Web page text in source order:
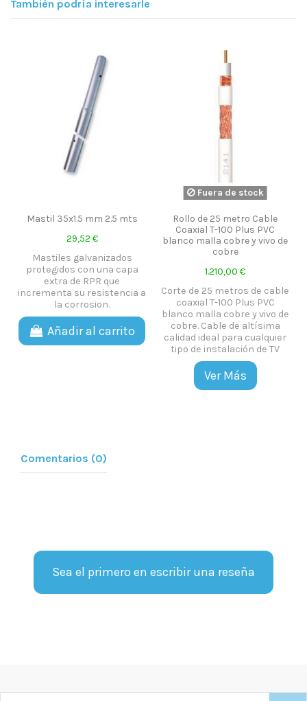
También podría interesarle
Mastil 35x1.5 mm 2.5 mts
29,52 €
Mastiles galvanizados
protegidos con una capa
extra de RPR que
incrementa su resistencia a
la corrosion.
Añadir al carrito
Fuera de stock
Rollo de 25 metro Cable
Coaxial T-100 Plus PVC
blanco malla cobre y vivo de
cobre
1.210,00 €
Corte de 25 metros de cable
coaxial T-100 Plus PVC
blanco malla cobre y vivo de
cobre. Cable de altísima
calidad ideal para cualquier
tipo de instalación de TV
Ver Más
Comentarios (0)
Sea el primero en escribir una reseña